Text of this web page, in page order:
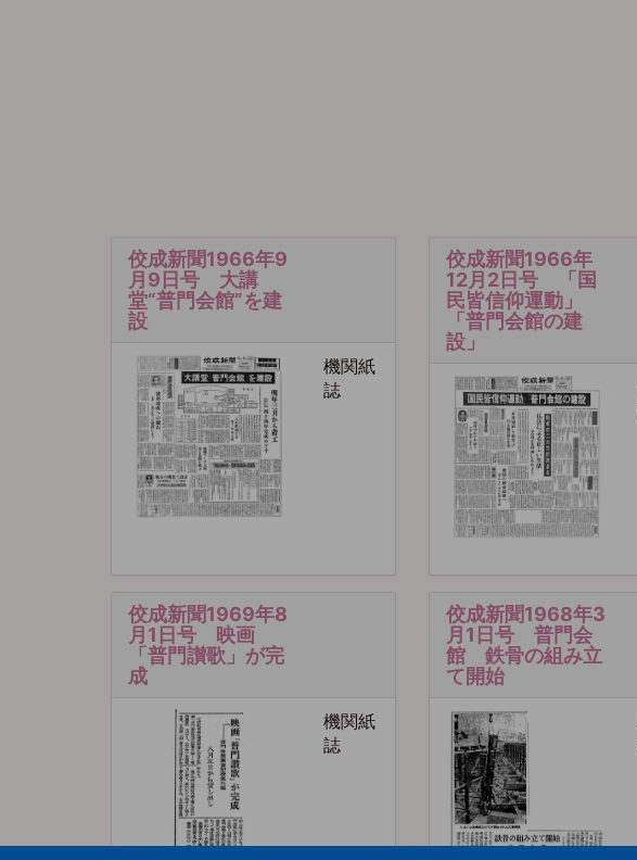
佼成新聞1966年9
月9日号 大講
堂“普門会館”を建
設
機関紙
誌
佼成新聞1966年
12月2日号 「国
民皆信仰運動」
「普門会館の建
設」
佼成新聞1969年8
月1日号 映画
「普門讃歌」が完
成
機関紙
誌
佼成新聞1968年3
月1日号 普門会
館 鉄骨の組み立
て開始